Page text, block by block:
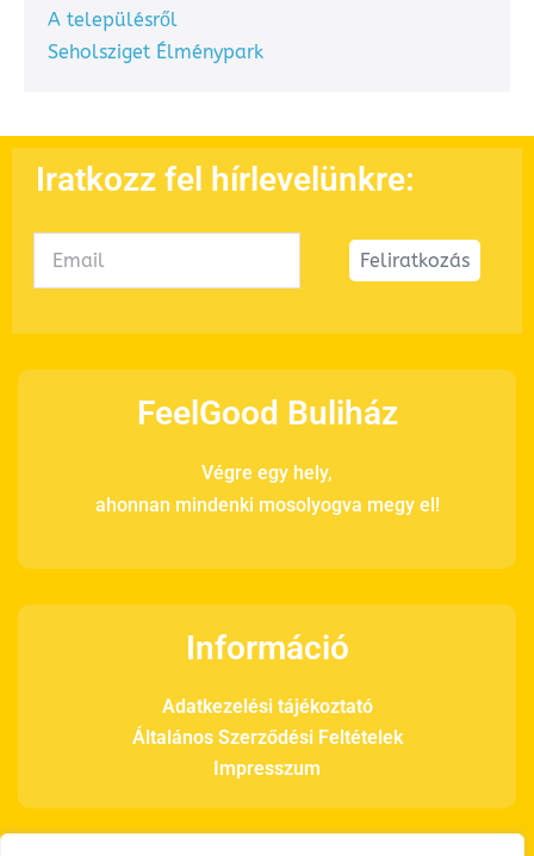
A településről
Seholsziget Élménypark
Iratkozz fel hírlevelünkre:
Feliratkozás
FeelGood Buliház
Végre egy hely,
ahonnan mindenki mosolyogva megy el!
Információ
Adatkezelési tájékoztató
Általános Szerződési Feltételek
Impresszum